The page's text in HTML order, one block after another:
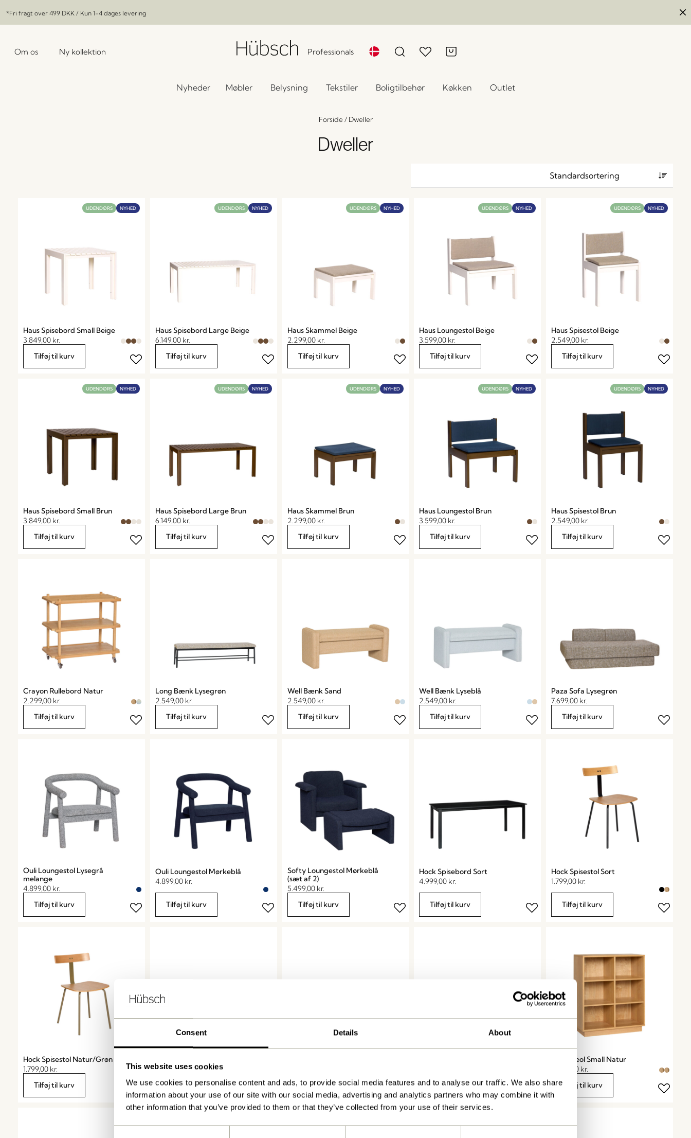
Consent Details About
This website uses cookies
We use cookies to personalise content and ads, to provide social media features and to analyse our traffic. We also share
information about your use of our site with our social media, advertising and analytics partners who may combine it with
other information that you’ve provided to them or that they’ve collected from your use of their services.
*Fri fragt over 499 DKK / Kun 1-4 dages levering
Om os Ny kollektion Professionals
Nyheder Møbler Belysning Tekstiler Boligtilbehør Køkken Outlet
Forside/ Dweller
Dweller
UDENDØRS NYHED
Haus Spisebord Small Beige
3.849,00 kr.
Tilføj til kurv
UDENDØRS NYHED
Haus Spisebord Large Beige
6.149,00 kr.
Tilføj til kurv
UDENDØRS NYHED
Haus Skammel Beige
2.299,00 kr.
Tilføj til kurv
UDENDØRS NYHED
Haus Loungestol Beige
3.599,00 kr.
Tilføj til kurv
UDENDØRS NYHED
Haus Spisestol Beige
2.549,00 kr.
Tilføj til kurv
UDENDØRS NYHED
Haus Spisebord Small Brun
3.849,00 kr.
Tilføj til kurv
UDENDØRS NYHED
Haus Spisebord Large Brun
6.149,00 kr.
Tilføj til kurv
UDENDØRS NYHED
Haus Skammel Brun
2.299,00 kr.
Tilføj til kurv
UDENDØRS NYHED
Haus Loungestol Brun
3.599,00 kr.
Tilføj til kurv
UDENDØRS NYHED
Haus Spisestol Brun
2.549,00 kr.
Tilføj til kurv
Crayon Rullebord Natur
2.299,00 kr.
Tilføj til kurv
Long Bænk Lysegrøn
2.549,00 kr.
Tilføj til kurv
Well Bænk Sand
2.549,00 kr.
Tilføj til kurv
Well Bænk Lyseblå
2.549,00 kr.
Tilføj til kurv
Paza Sofa Lysegrøn
7.699,00 kr.
Tilføj til kurv
Ouli Loungestol Lysegrå
melange
4.899,00 kr.
Tilføj til kurv
Ouli Loungestol Mørkeblå
4.899,00 kr.
Tilføj til kurv
Softy Loungestol Mørkeblå
(sæt af 2)
5.499,00 kr.
Tilføj til kurv
Hock Spisebord Sort
4.999,00 kr.
Tilføj til kurv
Hock Spisestol Sort
1.799,00 kr.
Tilføj til kurv
Hock Spisestol Natur/Grøn
1.799,00 kr.
Tilføj til kurv
7.849,00kr.
Tilføj til kurv
Tilføj til kurv
Tilføj til kurv
Disco Reol Small Natur
3.499,00 kr.
Tilføj til kurv